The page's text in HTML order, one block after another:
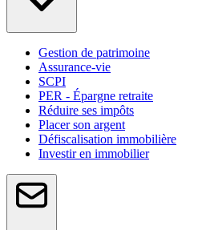
Gestion de patrimoine
Assurance-vie
SCPI
PER - Épargne retraite
Réduire ses impôts
Placer son argent
Défiscalisation immobilière
Investir en immobilier